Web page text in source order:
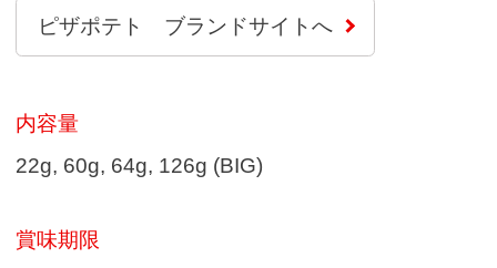
ピザポテト ブランドサイトへ
内容量
22g, 60g, 64g, 126g (BIG)
賞味期限